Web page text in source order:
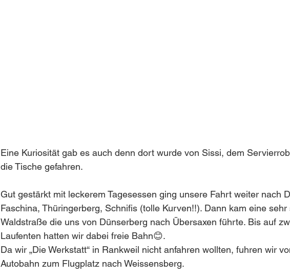
Eine Kuriosität gab es auch denn dort wurde von Sissi, dem
die Tische gefahren.
Gut gestärkt mit leckerem Tagesessen ging unsere Fahrt weiter nach
Faschina, Thüringerberg, Schnifis (tolle Kurven!!). Dann kam eine
Waldstraße die uns von Dünserberg nach Übersaxen führte. Bis auf
Laufenten hatten wir dabei freie Bahn😊.
Da wir „Die Werkstatt“ in Rankweil nicht anfahren wollten, fuhren wir
Autobahn zum Flugplatz nach Weissensberg.